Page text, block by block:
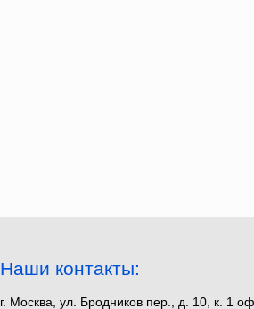
Наши контакты:
г. Москва, ул. Бродников пер., д. 10, к. 1